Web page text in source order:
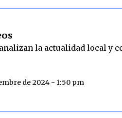
la actualidad local y
de 2024 - 1:50 pm